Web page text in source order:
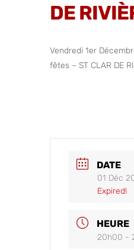
DE
Vendredi 1er
fêtes – ST CLAR DE
DATE
01 Déc
Expired!
HEURE
20h00 -